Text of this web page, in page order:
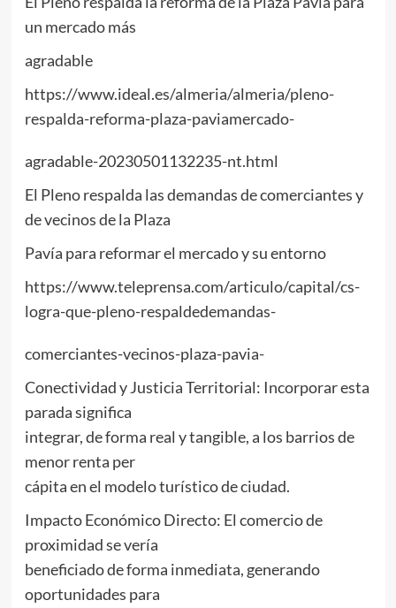
un mercado más
agradable
https://www.ideal.es/almeria/almeria/pleno-
respalda-reforma-plaza-paviamercado-
agradable-20230501132235-nt.html
El Pleno respalda las demandas de comerciantes y
de vecinos de la Plaza
Pavía para reformar el mercado y su entorno
https://www.teleprensa.com/articulo/capital/cs-
logra-que-pleno-respaldedemandas-
comerciantes-vecinos-plaza-pavia-
Conectividad y Justicia Territorial: Incorporar esta
parada significa
integrar, de forma real y tangible, a los barrios de
menor renta per
cápita en el modelo turístico de ciudad.
Impacto Económico Directo: El comercio de
proximidad se vería
beneficiado de forma inmediata, generando
oportunidades para